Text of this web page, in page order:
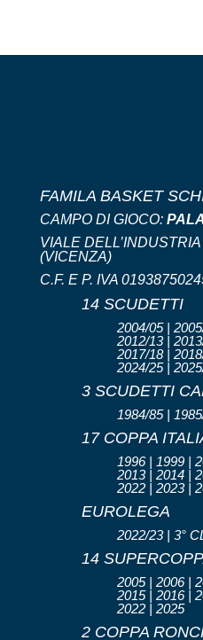
FAMILA BASKET
CAMPO DI GIOCO:
VIALE
(VICENZA)
C.F. E P. IVA
14 SCUDETTI
2004/05 |
2012/13 |
2017/18 |
2024/25 |
3 SCUDETTI
1984/85 |
17 COPPA
1996 | 1999 |
2013 | 2014 |
2022 | 2023 |
EUROLEGA
2022/23 | 3°
14
2005 | 2006 |
2015 | 2016 |
2022 | 2025
2 COPPA